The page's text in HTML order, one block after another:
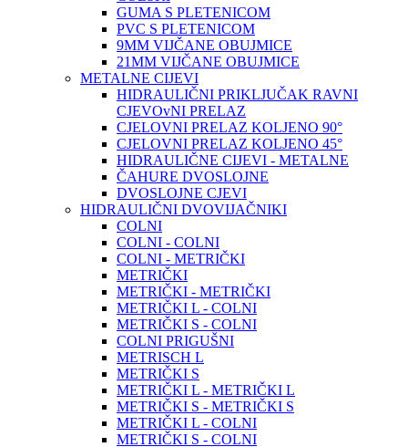
GUMA S PLETENICOM
PVC S PLETENICOM
9MM VIJČANE OBUJMICE
21MM VIJČANE OBUJMICE
METALNE CIJEVI
HIDRAULIČNI PRIKLJUČAK RAVNI
CJEVOvNI PRELAZ
CJELOVNI PRELAZ KOLJENO 90°
CJELOVNI PRELAZ KOLJENO 45°
HIDRAULIČNE CIJEVI - METALNE
ČAHURE DVOSLOJNE
DVOSLOJNE CJEVI
HIDRAULIČNI DVOVIJAČNIKI
COLNI
COLNI - COLNI
COLNI - METRIČKI
METRIČKI
METRIČKI - METRIČKI
METRIČKI L - COLNI
METRIČKI S - COLNI
COLNI PRIGUŠNI
METRISCH L
METRIČKI S
METRIČKI L - METRIČKI L
METRIČKI S - METRIČKI S
METRIČKI L - COLNI
METRIČKI S - COLNI